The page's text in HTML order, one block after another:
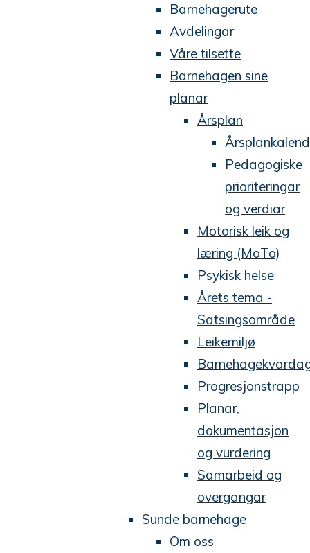
Barnehagerute
Avdelingar
Våre tilsette
Barnehagen sine
planar
Årsplan
Pedagogiske
prioriteringar
og verdiar
Motorisk leik og
læring (MoTo)
Psykisk helse
Årets tema -
Satsingsområde
Leikemiljø
Progresjonstrapp
Planar,
dokumentasjon
og vurdering
Samarbeid og
overgangar
Sunde barnehage
Om oss